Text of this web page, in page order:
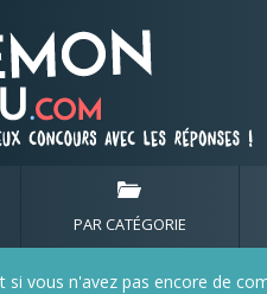
PAR CATÉGORIE
si vous n'avez pas encore de